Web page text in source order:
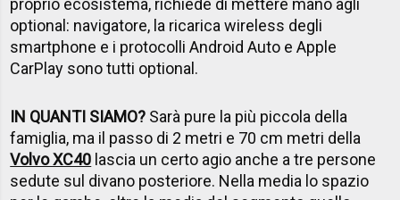
proprio ecosistema, richiede di mettere mano agli
optional: navigatore, la ricarica wireless degli
smartphone e i protocolli Android Auto e Apple
CarPlay sono tutti optional.
IN QUANTI SIAMO? Sarà pure la più piccola della
famiglia, ma il passo di 2 metri e 70 cm metri della
Volvo XC40 lascia un certo agio anche a tre persone
sedute sul divano posteriore. Nella media lo spazio